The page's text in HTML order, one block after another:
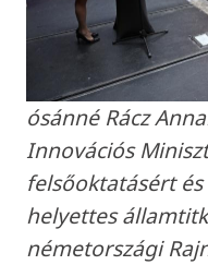
ósánné Rácz
Innovációs
felsőoktatásért
helyettes
németországi